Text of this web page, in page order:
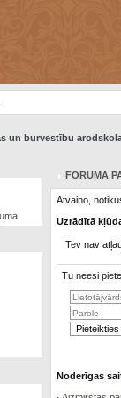
un burvestību
FORUMA
Atvaino,
Uzrādītā
Tev nav
Tu neesi
Noderīgas